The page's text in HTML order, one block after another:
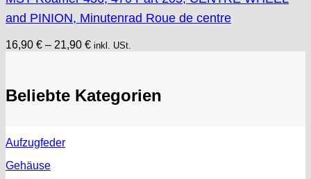
and PINION, Minutenrad Roue de centre
16,90 € – 21,90 € inkl. USt.
Beliebte Kategorien
Aufzugfeder
Gehäuse